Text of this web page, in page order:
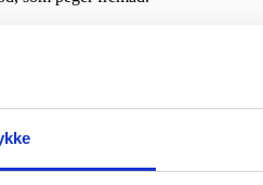
meget lange ben, lang hals og et
har en fjerdragt, som er sort
som kun vejer omkring 50
har mistet evnen til at flyve.
op omkring 70 km/timen.